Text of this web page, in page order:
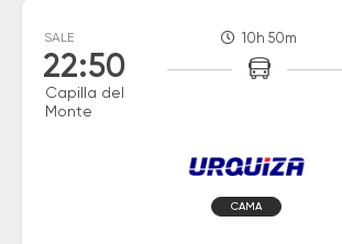
SALE
22:50
Capilla del
Monte
10h 50m
CAMA